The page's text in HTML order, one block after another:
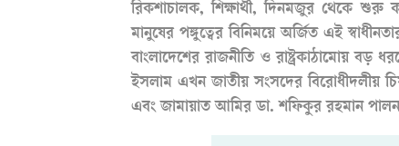
রিকশাচালক, শিক্ষার্থী, দিনমজুর থেকে
মানুষের পঙ্গুত্বের বিনিময়ে অর্জিত এই
বাংলাদেশের রাজনীতি ও রাষ্ট্রকাঠামোয় বড়
ইসলাম এখন জাতীয় সংসদের বিরোধীদলীয়
এবং জামায়াত আমির ডা. শফিকুর রহমান পালন